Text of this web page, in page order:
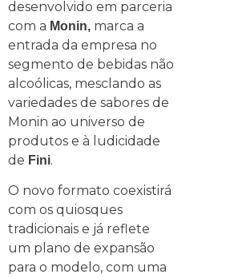
desenvolvido em parceria
com a Monin, marca a
entrada da empresa no
segmento de bebidas não
alcoólicas, mesclando as
variedades de sabores de
Monin ao universo de
produtos e à ludicidade
de Fini.
O novo formato coexistirá
com os quiosques
tradicionais e já reflete
um plano de expansão
para o modelo, com uma